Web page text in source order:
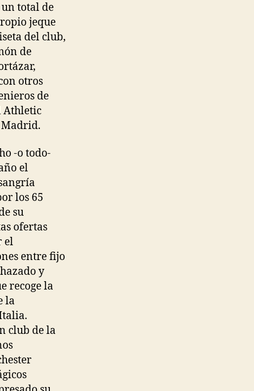
total de
jeque
del club,
de
otros
de
Athletic
-o todo-
el
los 65
su
ofertas
el
entre fijo
y
recoge la
la
club de la